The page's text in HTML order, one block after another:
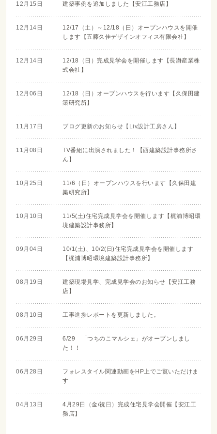
12月15日 建築事例を追加しました【安江工務店】
12月14日
12/17（土）～12/18（日）オープンハウスを開催
します【五藤久佳デザインオフィス有限会社】
12月14日
12/18（日）完成見学会を開催します【長瀞産業株
式会社】
12月06日
12/18（日）オープンハウスを行います【久保田建
築研究所】
11月17日 ブログ更新のお知らせ【Liv設計工房さん】
11月08日
TV番組に出演されました！【西建築設計事務所さ
ん】
10月25日
11/6（日）オープンハウスを行います【久保田建
築研究所】
10月10日
11/5(土)住宅完成見学会を開催します【梶浦博昭環
境建築設計事務所】
09月04日
10/1(土)、10/2(日)住宅完成見学会を開催します
【梶浦博昭環境建築設計事務所】
08月19日
建築現場見学、完成見学会のお知らせ【安江工務
店】
08月10日 工事進捗レポートを更新しました。
06月29日
6/29 「つちのこマルシェ」がオープンしまし
た！！
06月28日
フォレスタイル関連動画をHP上でご覧いただけま
す
04月13日
4月29日（金/祝日）完成住宅見学会開催【安江工
務店】